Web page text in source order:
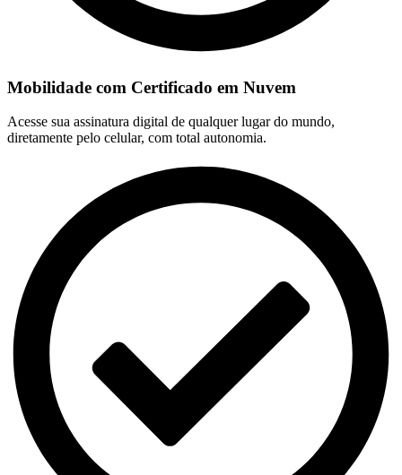
Mobilidade com Certificado em Nuvem
Acesse sua assinatura digital de qualquer lugar do mundo,
diretamente pelo celular, com total autonomia.